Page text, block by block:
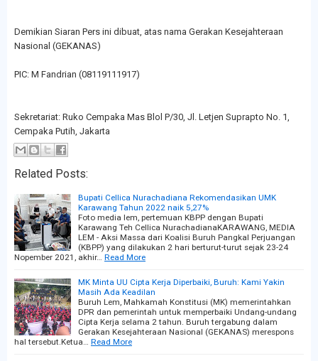
Demikian Siaran Pers ini dibuat, atas nama Gerakan Kesejahteraan
Nasional (GEKANAS)
PIC: M Fandrian (08119111917)
Sekretariat: Ruko Cempaka Mas Blol P/30, Jl. Letjen Suprapto No. 1,
Cempaka Putih, Jakarta
Related Posts:
Bupati Cellica Nurachadiana Rekomendasikan UMK
Karawang Tahun 2022 naik 5,27%
Foto media lem, pertemuan KBPP dengan Bupati
Karawang Teh Cellica NurachadianaKARAWANG, MEDIA
LEM - Aksi Massa dari Koalisi Buruh Pangkal Perjuangan
(KBPP) yang dilakukan 2 hari berturut-turut sejak 23-24
Nopember 2021, akhir… Read More
MK Minta UU Cipta Kerja Diperbaiki, Buruh: Kami Yakin
Masih Ada Keadilan
Buruh Lem, Mahkamah Konstitusi (MK) memerintahkan
DPR dan pemerintah untuk memperbaiki Undang-undang
Cipta Kerja selama 2 tahun. Buruh tergabung dalam
Gerakan Kesejahteraan Nasional (GEKANAS) merespons
hal tersebut.Ketua… Read More